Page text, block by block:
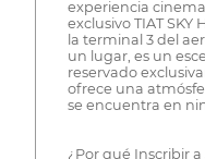
experiencia
exclusivo TIAT
la terminal 3 del
un lugar, es un
reservado
ofrece una
se encuentra en
¿Por qué Inscribir a